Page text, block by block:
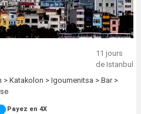
11 jours
de Istanbul
> Katakolon > Igoumenitsa > Bar >
Payez en 4X